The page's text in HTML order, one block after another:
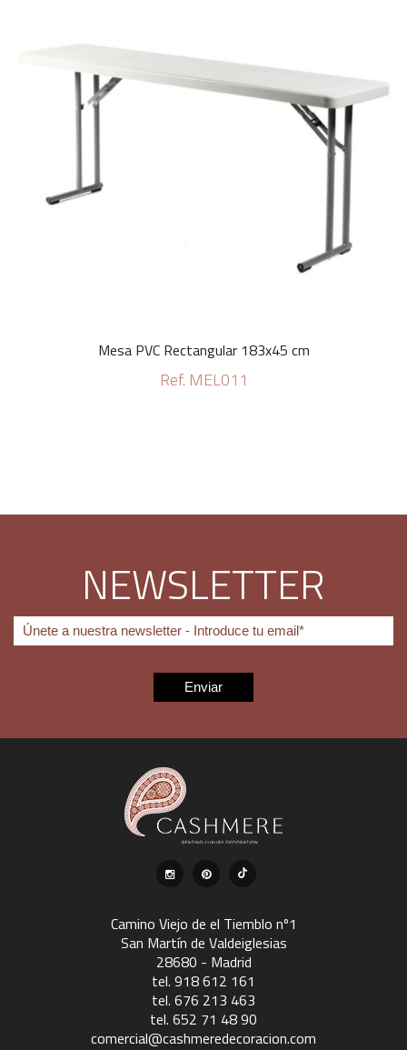
Mesa PVC Rectangular 183x45 cm
Ref. MEL011
NEWSLETTER
Camino Viejo de el Tiemblo nº1
San Martín de Valdeiglesias
28680 - Madrid
tel. 918 612 161
tel. 676 213 463
tel. 652 71 48 90
comercial@cashmeredecoracion.com